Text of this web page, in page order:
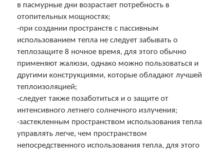
в пасмурные дни возрастает потребность в
отопительных мощностях;
-при создании пространств с пассивным
использованием тепла не следует забывать о
теплозащите 8 ночное время, для этого обычно
применяют жалюзи, однако можно пользоваться и
другими конструкциями, которые обладают лучшей
теплоизоляцией;
-следует также позаботиться и о защите от
интенсивного летнего солнечного излучения;
-застекленным пространством использования тепла
управлять легче, чем пространством
непосредственного использования тепла, для этого